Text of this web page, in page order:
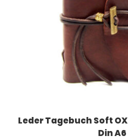
Leder Tagebuch Soft
Din A6